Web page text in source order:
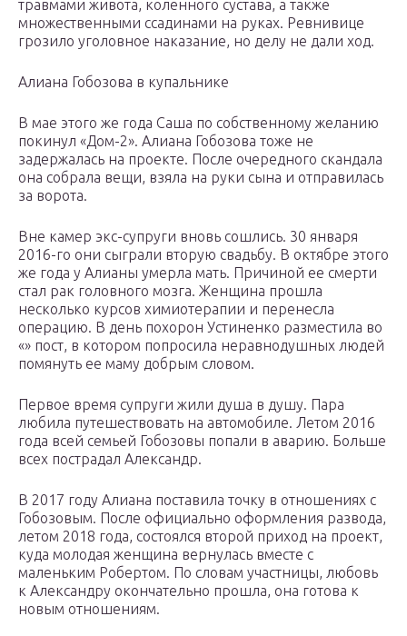
травмами живота, коленного сустава, а также
множественными ссадинами на руках. Ревнивице
грозило уголовное наказание, но делу не дали ход.
Алиана Гобозова в купальнике
В мае этого же года Саша по собственному желанию
покинул «Дом-2». Алиана Гобозова тоже не
задержалась на проекте. После очередного скандала
она собрала вещи, взяла на руки сына и отправилась
за ворота.
Вне камер экс-супруги вновь сошлись. 30 января
2016-го они сыграли вторую свадьбу. В октябре этого
же года у Алианы умерла мать. Причиной ее смерти
стал рак головного мозга. Женщина прошла
несколько курсов химиотерапии и перенесла
операцию. В день похорон Устиненко разместила во
«» пост, в котором попросила неравнодушных людей
помянуть ее маму добрым словом.
Первое время супруги жили душа в душу. Пара
любила путешествовать на автомобиле. Летом 2016
года всей семьей Гобозовы попали в аварию. Больше
всех пострадал Александр.
В 2017 году Алиана поставила точку в отношениях с
Гобозовым. После официально оформления развода,
летом 2018 года, состоялся второй приход на проект,
куда молодая женщина вернулась вместе с
маленьким Робертом. По словам участницы, любовь
к Александру окончательно прошла, она готова к
новым отношениям.